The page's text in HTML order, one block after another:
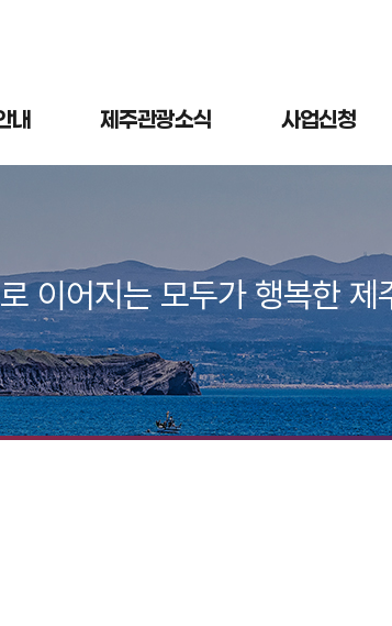
내 제주관광소식 사업신청
이어지는 모두가 행복한 제